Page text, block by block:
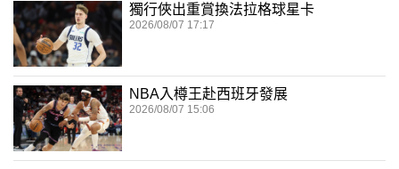
獨行俠出重賞換法拉格球星卡
2026/08/07 17:17
NBA入樽王赴西班牙發展
2026/08/07 15:06